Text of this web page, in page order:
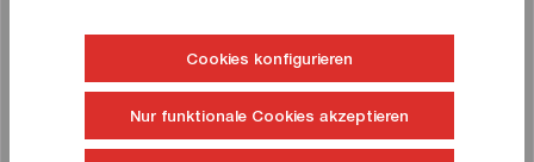
Cookies konfigurieren
Nur funktionale Cookies akzeptieren